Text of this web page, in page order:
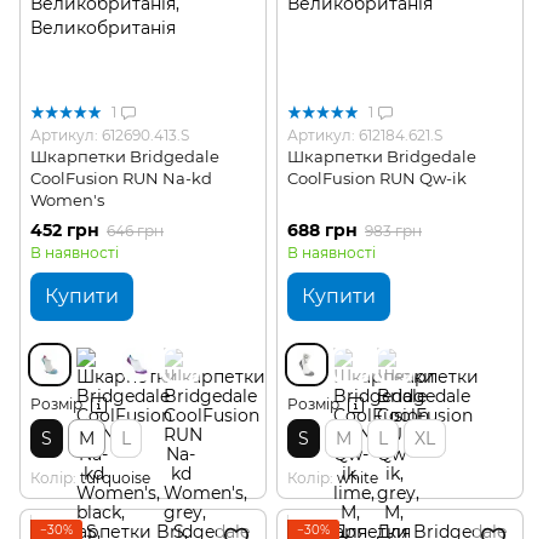
1
Артикул: 612690.413.S
Шкарпетки Bridgedale
CoolFusion RUN Na-kd
Women's
452 грн 646 грн
В наявності
Купити
Розмір
S M L
Колір turquoise
1
Артикул: 612184.621.S
Шкарпетки Bridgedale
CoolFusion RUN Qw-ik
688 грн 983 грн
В наявності
Купити
Розмір
S M L XL
Колір white
−30% −30%